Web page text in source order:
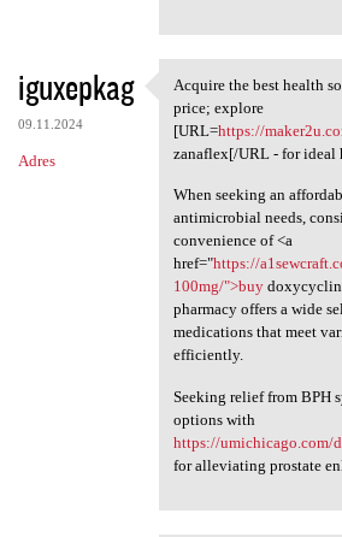
iguxepkag
09.11.2024
Adres
Acquire the best
Acquire the best health
price; explore
[URL=https://
zanaflex[/URL - for ideal
When seeking an
antimicrobial needs,
convenience of <a
href="https://
100mg/">buy
pharmacy offers a wide
medications that meet
efficiently.
Seeking relief from BPH
options with
https://umichicago.com/
for alleviating prostate